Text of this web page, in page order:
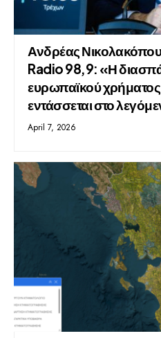
Ανδρέας
Radio 98,9: «Η
ευρωπαϊκού χρήματος
εντάσσεται στο
April 7, 2026